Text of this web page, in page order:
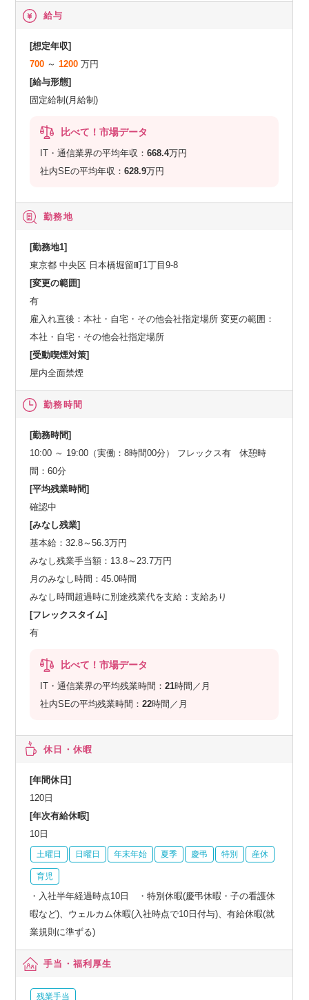
給与
[想定年収]
700 ～1200 万円
[給与形態]
固定給制(月給制)
比べて！市場データ
IT・通信業界の平均年収：668.4万円
社内SEの平均年収：628.9万円
勤務地
[勤務地1]
東京都 中央区 日本橋堀留町1丁目9-8
[変更の範囲]
有
雇入れ直後：本社・自宅・その他会社指定場所 変更の範囲：
本社・自宅・その他会社指定場所
[受動喫煙対策]
屋内全面禁煙
勤務時間
[勤務時間]
10:00 ～ 19:00（実働：8時間00分） フレックス有 休憩時
間：60分
[平均残業時間]
確認中
[みなし残業]
基本給：32.8～56.3万円
みなし残業手当額：13.8～23.7万円
月のみなし時間：45.0時間
みなし時間超過時に別途残業代を支給：支給あり
[フレックスタイム]
有
比べて！市場データ
IT・通信業界の平均残業時間：21時間／月
社内SEの平均残業時間：22時間／月
休日・休暇
[年間休日]
120日
[年次有給休暇]
10日
土曜日 日曜日 年末年始 夏季 慶弔 特別 産休
育児
・入社半年経過時点10日 ・特別休暇(慶弔休暇・子の看護休
暇など)、ウェルカム休暇(入社時点で10日付与)、有給休暇(就
業規則に準ずる)
手当・福利厚生
残業手当